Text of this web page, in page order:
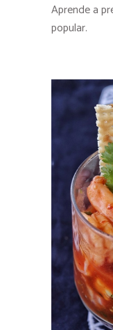
Aprende a
popular.